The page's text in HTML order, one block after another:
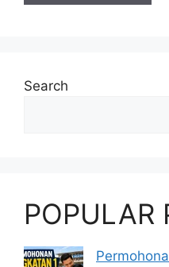
Search
POPULAR